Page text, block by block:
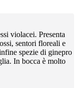
violacei. Presenta
sentori floreali e
spezie di ginepro
In bocca è molto